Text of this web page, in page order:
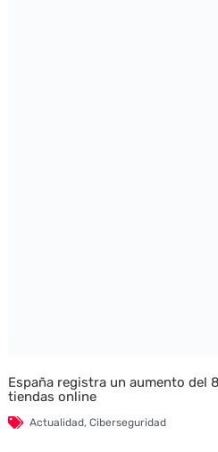
España registra un aumento del
tiendas online
Actualidad, Ciberseguridad